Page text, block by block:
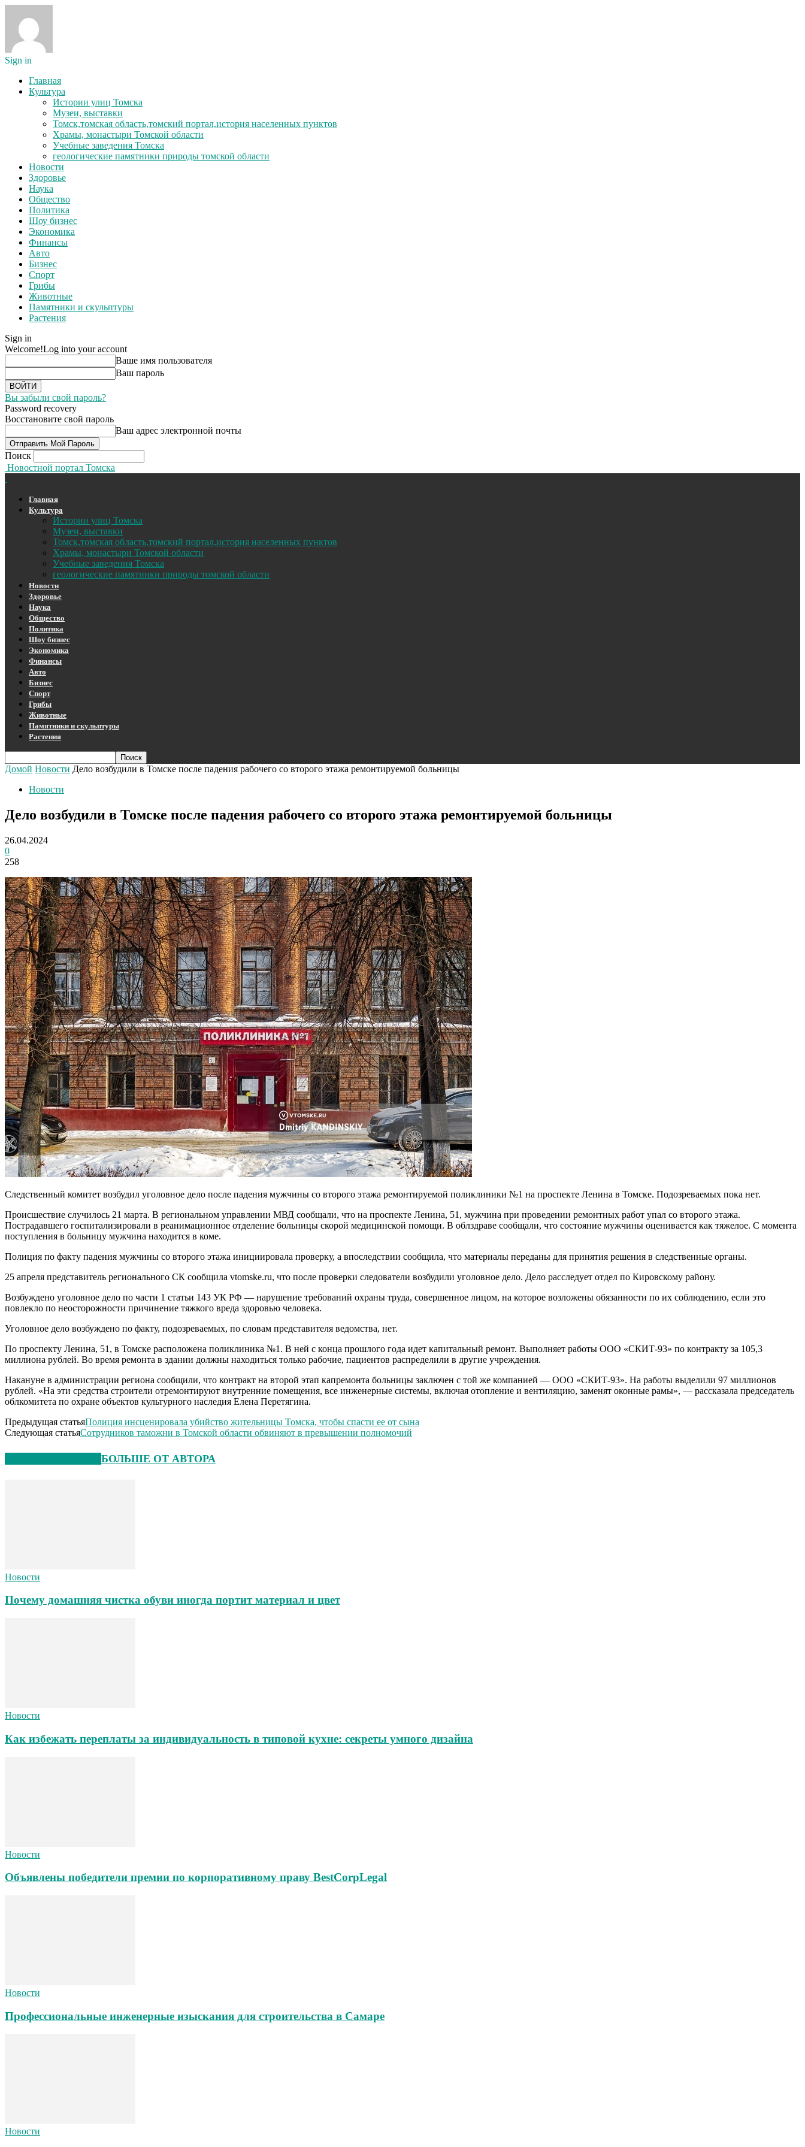
Sign in
Главная
Культура
Истории улиц Томска
Музеи, выставки
Томск,томская область,томский портал,история населенных пунктов
Храмы, монастыри Томской области
Учебные заведения Томска
геологические памятники природы томской области
Новости
Здоровье
Наука
Общество
Политика
Шоу бизнес
Экономика
Финансы
Авто
Бизнес
Спорт
Грибы
Животные
Памятники и скульптуры
Растения
Sign in
Welcome!Log into your account
Ваше имя пользователя
Ваш пароль
Вы забыли свой пароль?
Password recovery
Восстановите свой пароль
Ваш адрес электронной почты
Поиск
Новостной портал Томска
Главная
Культура
Истории улиц Томска
Музеи, выставки
Томск,томская область,томский портал,история населенных пунктов
Храмы, монастыри Томской области
Учебные заведения Томска
геологические памятники природы томской области
Новости
Здоровье
Наука
Общество
Политика
Шоу бизнес
Экономика
Финансы
Авто
Бизнес
Спорт
Грибы
Животные
Памятники и скульптуры
Растения
Домой Новости Дело возбудили в Томске после падения рабочего со второго этажа ремонтируемой больницы
Новости
Дело возбудили в Томске после падения рабочего со второго этажа ремонтируемой больницы
26.04.2024
0
258
Следственный комитет возбудил уголовное дело после падения мужчины со второго этажа ремонтируемой поликлиники №1 на проспекте Ленина в Томске. Подозреваемых пока нет.
Происшествие случилось 21 марта. В региональном управлении МВД сообщали, что на проспекте Ленина, 51, мужчина при проведении ремонтных работ упал со второго этажа.
Пострадавшего госпитализировали в реанимационное отделение больницы скорой медицинской помощи. В облздраве сообщали, что состояние мужчины оценивается как тяжелое. С момента
поступления в больницу мужчина находится в коме.
Полиция по факту падения мужчины со второго этажа инициировала проверку, а впоследствии сообщила, что материалы переданы для принятия решения в следственные органы.
25 апреля представитель регионального СК сообщила vtomske.ru, что после проверки следователи возбудили уголовное дело. Дело расследует отдел по Кировскому району.
Возбуждено уголовное дело по части 1 статьи 143 УК РФ — нарушение требований охраны труда, совершенное лицом, на которое возложены обязанности по их соблюдению, если это
повлекло по неосторожности причинение тяжкого вреда здоровью человека.
Уголовное дело возбуждено по факту, подозреваемых, по словам представителя ведомства, нет.
По проспекту Ленина, 51, в Томске расположена поликлиника №1. В ней с конца прошлого года идет капитальный ремонт. Выполняет работы ООО «СКИТ-93» по контракту за 105,3
миллиона рублей. Во время ремонта в здании должны находиться только рабочие, пациентов распределили в другие учреждения.
Накануне в администрации региона сообщили, что контракт на второй этап капремонта больницы заключен с той же компанией — ООО «СКИТ-93». На работы выделили 97 миллионов
рублей. «На эти средства строители отремонтируют внутренние помещения, все инженерные системы, включая отопление и вентиляцию, заменят оконные рамы», — рассказала председатель
облкомитета по охране объектов культурного наследия Елена Перетягина.
Предыдущая статьяПолиция инсценировала убийство жительницы Томска, чтобы спасти ее от сына
Следующая статьяСотрудников таможни в Томской области обвиняют в превышении полномочий
БОЛЬШЕ ОТ АВТОРА
Новости
Почему домашняя чистка обуви иногда портит материал и цвет
Новости
Как избежать переплаты за индивидуальность в типовой кухне: секреты умного дизайна
Новости
Объявлены победители премии по корпоративному праву BestCorpLegal
Новости
Профессиональные инженерные изыскания для строительства в Самаре
Новости